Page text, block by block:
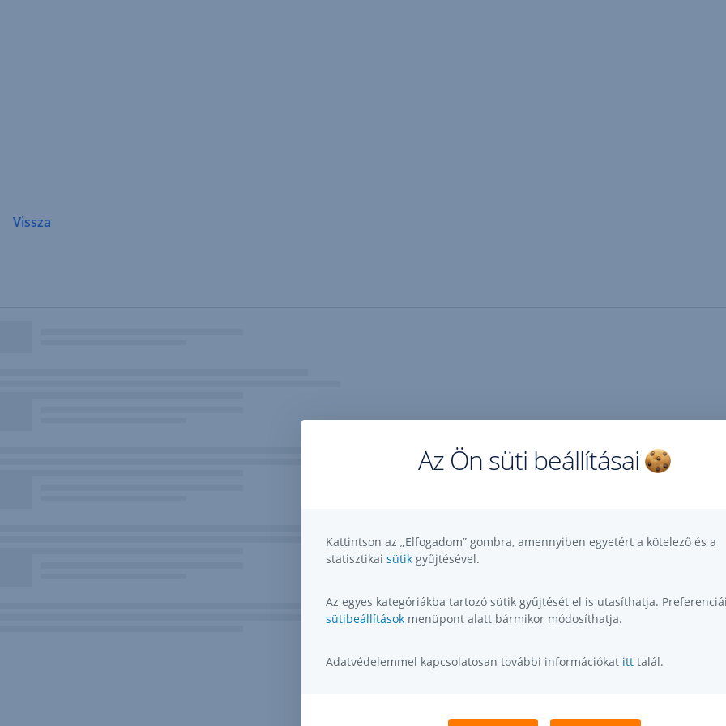
Vissza
Az Ön süti beállításai
Kattintson az „Elfogadom” gombra, amennyiben egyetért a kötelező és a
statisztikai sütik gyűjtésével.
Az egyes kategóriákba tartozó sütik gyűjtését el is utasíthatja.
sütibeállítások menüpont alatt bármikor módosíthatja.
Adatvédelemmel kapcsolatosan további információkat itt talál.